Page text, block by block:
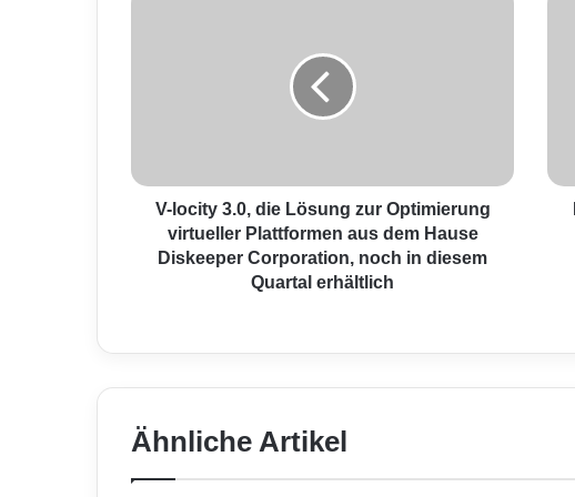
3
L
s
n
z
V-locity 3.0, die Lösung zur Optimierung
virtueller Plattformen aus dem Hause
Diskeeper Corporation, noch in diesem
Quartal erhältlich
e
i
s
u
Ähnliche Artikel